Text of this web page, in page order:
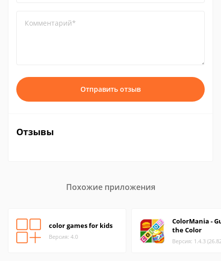
Комментарий*
Отправить отзыв
Отзывы
Похожие приложения
color games for kids
Версия: 4.0
ColorMania -
the Color
Версия: 1.4.3